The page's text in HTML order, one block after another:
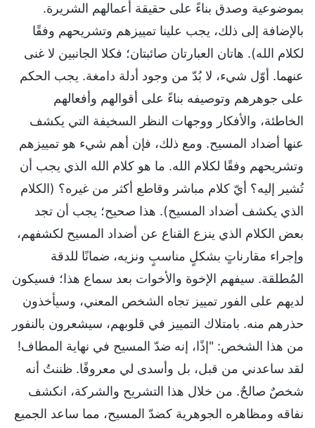
بموضوعية وصدق بناءً على حقيقة أعمالهم الشريرة.
بالإضافة إلى ذلك، يجب علينا تمييزهم وتشريحهم وفقًا
لكلام الله). هاتان العبارتان صائبتان؛ فكلا الجانبين لا غنى
عنهما. أوّل شيء، لا بُدّ من وجود أدلة دامغة. يجب الحكم
على جوهرهم وتوصيفه بناءً على أقوالهم وأفعالهم
الخاطئة، والأفكار ووجهات النظر السخيفة التي يكشف
عنها أضداد المسيح. ومع ذلك، فإن أهم شيء هو تمييزهم
وتشريحهم وفقًا لكلام الله. ما هو كلام الله الذي يجب أن
تُشير إليه؟ أيّ كلام مباشر وقاطع أكثر من غيره؟ (الكلام
الذي يكشف أضداد المسيح). هذا صحيح؛ يجب أن تجد
بعض الكلام الذي ينزع القناع عن أضداد المسيح لكشفهم،
وإجراء مقارناتٍ بشكلٍ مناسبٍ ونزيه، ضمانًا للدقة
المُطلقة. سيفهم الإخوة والأخوات بعد سماع هذا؛ فسيكون
لديهم على الفور تمييز تجاه الشخص المعني، وسيأخذون
حذرهم منه. بامتلاك التمييز في قلوبهم، سيشعرون بالنفور
من هذا الشخص: "إذًا، إنه ضدّ المسيح في نهاية المطاف!
لقد ساعدني من قبل، بل وأسدى لي معروفًا. ظننتُ أنه
شخصٌ صالحٌ. من خلال هذا التشريح والشركة، انكشف
نفاقه ومظاهره الجوهرية كضدّ المسيح، مما ساعد الجميع